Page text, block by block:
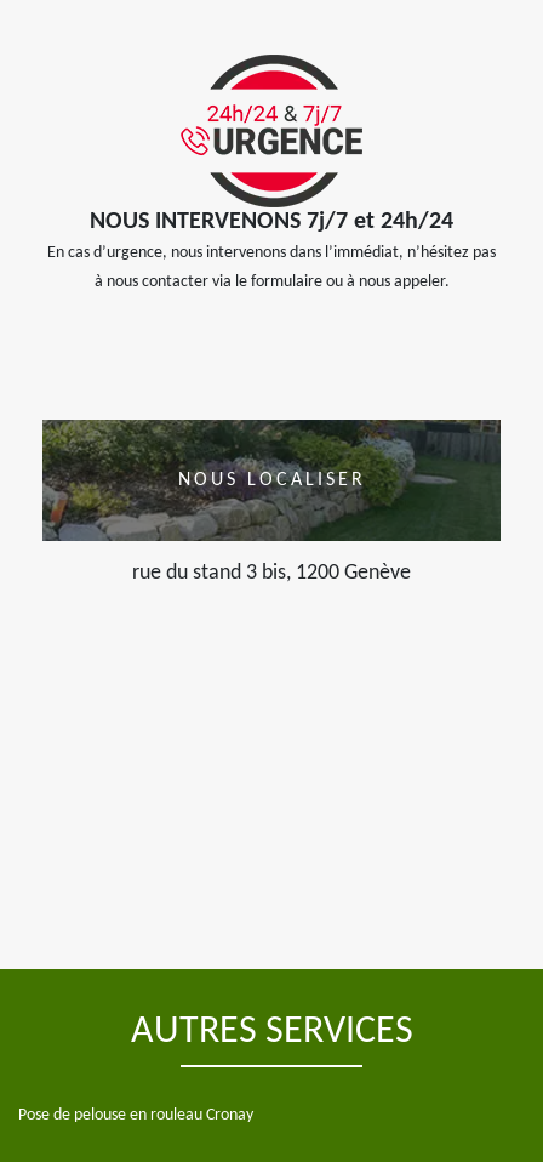
NOUS INTERVENONS 7j/7 et 24h/24
En cas d’urgence, nous intervenons dans l’immédiat, n’hésitez pas
à nous contacter via le formulaire ou à nous appeler.
NOUS LOCALISER
rue du stand 3 bis, 1200 Genève
AUTRES SERVICES
Pose de pelouse en rouleau Cronay